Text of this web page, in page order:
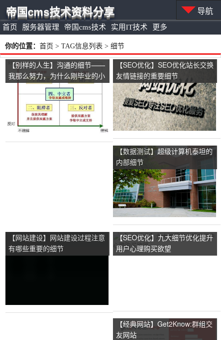
首页 服务器管理 帝国cms技术 实用IT技术 更多
帝国cms技术资料分享 导航
你的位置： 首页 > TAG信息列表 > 细节
【别样的人生】沟通的细节——
我那么努力，为什么刚毕业的小
丫头都比我发展好？
【SEO优化】SEO优化站长交换
友情链接的重要细节
【数据测试】超级计算机泰坦的
内部细节
【网站建设】网站建设过程注意
有哪些重要的细节
【SEO优化】九大细节优化提升
用户心理购买欲望
【经典网站】Get2Know:群组交
友网站